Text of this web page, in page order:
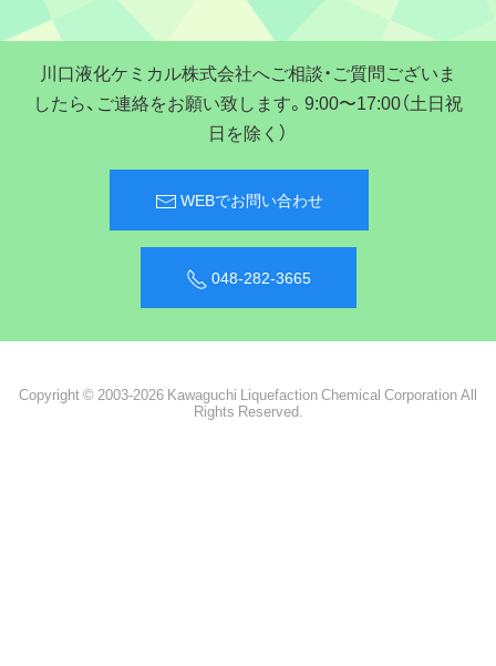
川口液化ケミカル株式会社へご相談・ご質問ございま
したら、ご連絡をお願い致します。9:00〜17:00（土日祝
日を除く）
WEBでお問い合わせ
048-282-3665
Copyright © 2003-2026 Kawaguchi Liquefaction Chemical Corporation All
Rights Reserved.